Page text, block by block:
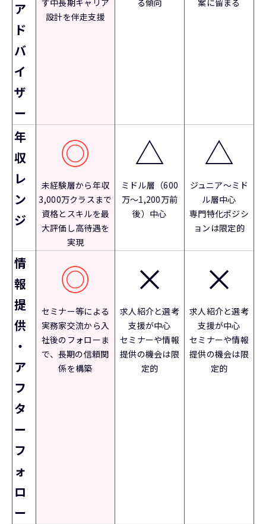
ア
ド
バ
イ
ザ
ー
設計を伴走支援
年
収
レ
ン
ジ
◎
未経験層から年収
3,000万クラスまで
資格とスキルを最
大評価し高待遇を
実現
△
ミドル層（600
万〜1,200万前
後）中心
△
ジュニア〜ミド
ル層中心
専門特化ポジシ
ョンは限定的
情
報
提
供
・
ア
フ
タ
ー
フ
ォ
ロ
ー
◎
セミナー等による
実務家交流から入
社後のフォローま
で、長期の信頼関
係を構築
×
求人紹介と選考
支援が中心
セミナーや情報
提供の機会は限
定的
×
求人紹介と選考
支援が中心
セミナーや情報
提供の機会は限
定的